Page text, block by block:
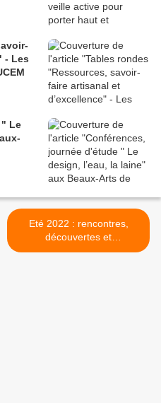
- Les
" Le
Eté 2022 : rencontres,
découvertes et
ressourcement... Veille,